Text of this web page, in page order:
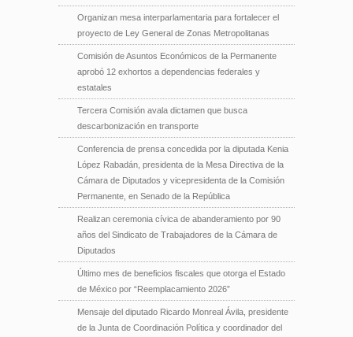
Organizan mesa interparlamentaria para fortalecer el
proyecto de Ley General de Zonas Metropolitanas
Comisión de Asuntos Económicos de la Permanente
aprobó 12 exhortos a dependencias federales y
estatales
Tercera Comisión avala dictamen que busca
descarbonización en transporte
Conferencia de prensa concedida por la diputada Kenia
López Rabadán, presidenta de la Mesa Directiva de la
Cámara de Diputados y vicepresidenta de la Comisión
Permanente, en Senado de la República
Realizan ceremonia cívica de abanderamiento por 90
años del Sindicato de Trabajadores de la Cámara de
Diputados
Último mes de beneficios fiscales que otorga el Estado
de México por “Reemplacamiento 2026”
Mensaje del diputado Ricardo Monreal Ávila, presidente
de la Junta de Coordinación Política y coordinador del